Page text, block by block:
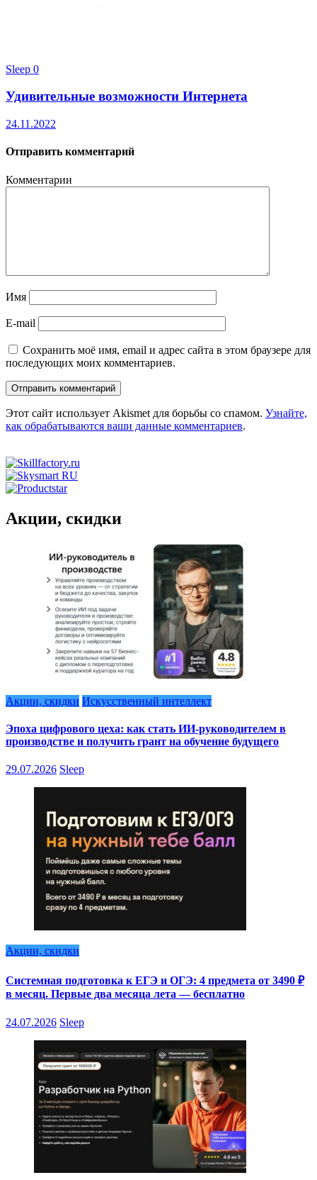
Sleep 0
Удивительные возможности Интернета
24.11.2022
Отправить комментарий
Комментарии
Имя
E-mail
Сохранить моё имя, email и адрес сайта в этом браузере для
последующих моих комментариев.
Этот сайт использует Akismet для борьбы со спамом. Узнайте,
как обрабатываются ваши данные комментариев.
Акции, скидки
Акции, скидки Искусственный интеллект
Эпоха цифрового цеха: как стать ИИ-руководителем в
производстве и получить грант на обучение будущего
29.07.2026 Sleep
Акции, скидки
Системная подготовка к ЕГЭ и ОГЭ: 4 предмета от 3490 ₽
в месяц. Первые два месяца лета — бесплатно
24.07.2026 Sleep